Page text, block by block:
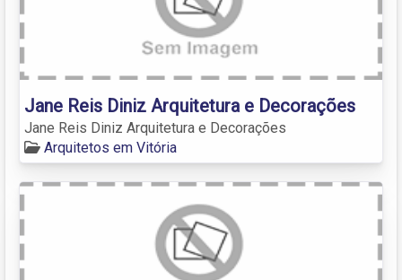
Jane Reis Diniz Arquitetura e Decorações
Jane Reis Diniz Arquitetura e Decorações
Arquitetos em Vitória